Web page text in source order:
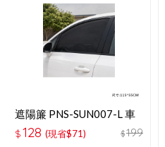
遮陽簾 PNS-SUN007-L 車
窗遮陽防蚊罩 L(RV車用)2
入
$128 (現省$71) $199